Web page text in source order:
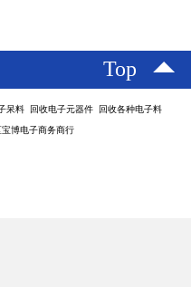
Top
呆料 回收电子元器件 回收各种电子料
博电子商务商行